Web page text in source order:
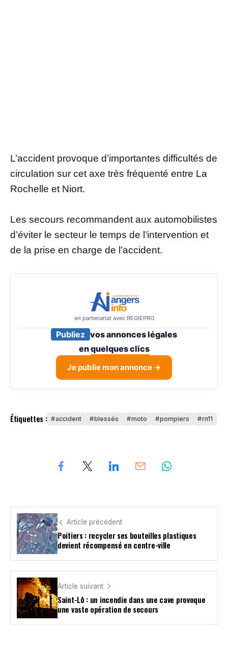
L’accident provoque d’importantes difficultés de
circulation sur cet axe très fréquenté entre La
Rochelle et Niort.
Les secours recommandent aux automobilistes
d’éviter le secteur le temps de l’intervention et
de la prise en charge de l’accident.
en partenariat avec REGIEPRO
Publiez vos annonces légales
enquelques clics
Je publie mon annonce →
Étiquettes : accident blessés moto pompiers rn11
Article précédent
Poitiers : recycler ses bouteilles plastiques
devient récompensé en centre-ville
Article suivant
Saint-Lô : un incendie dans une cave provoque
une vaste opération de secours